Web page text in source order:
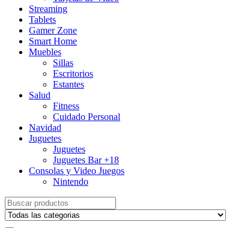
Streaming
Tablets
Gamer Zone
Smart Home
Muebles
Sillas
Escritorios
Estantes
Salud
Fitness
Cuidado Personal
Navidad
Juguetes
Juguetes
Juguetes Bar +18
Consolas y Video Juegos
Nintendo
Search for: